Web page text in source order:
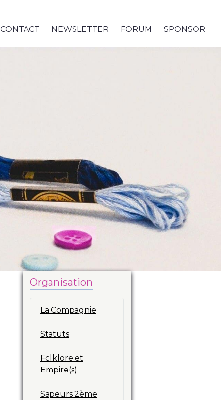
CONTACT NEWSLETTER FORUM SPONSOR
Organisation
La Compagnie
Statuts
Folklore et
Empire(s)
Sapeurs 2ème